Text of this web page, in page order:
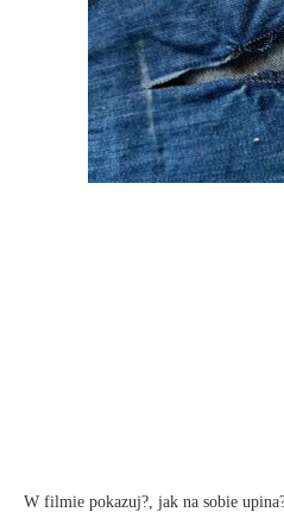
W filmie pokazuj?, jak na sobie